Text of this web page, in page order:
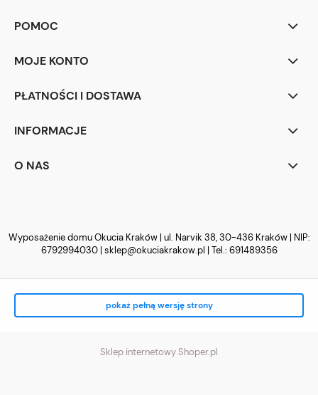
POMOC
MOJE KONTO
PŁATNOŚCI I DOSTAWA
INFORMACJE
O NAS
Wyposażenie domu Okucia Kraków | ul. Narvik 38, 30-436 Kraków | NIP:
6792994030 | sklep@okuciakrakow.pl | Tel.: 691489356
pokaż pełną wersję strony
Sklep internetowy Shoper.pl